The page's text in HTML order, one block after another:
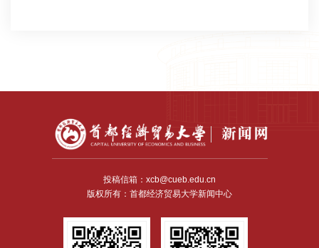
投稿信箱：xcb@cueb.edu.cn
版权所有：首都经济贸易大学新闻中心